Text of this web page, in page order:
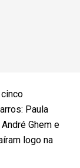
Paula
Ghem e
logo na